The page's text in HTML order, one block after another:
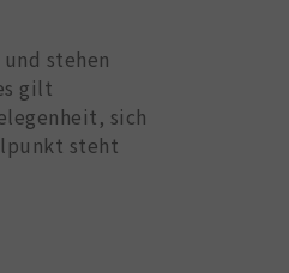
stehen
gilt
sich
steht